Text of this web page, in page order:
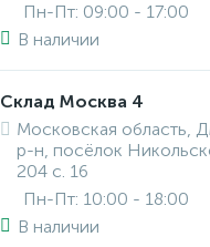
Пн-Пт: 09:00 - 17:00
В наличии
Склад Москва 4
Московская область,
р-н, посёлок
204 с. 16
Пн-Пт: 10:00 - 18:00
В наличии